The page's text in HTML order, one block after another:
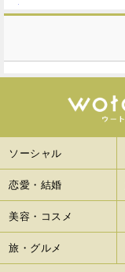
ソーシャル
恋愛・結婚
美容・コスメ
旅・グルメ